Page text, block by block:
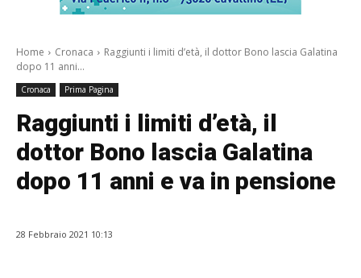
Home Cronaca
Raggiunti i limiti d’età, il dottor Bono lascia Galatina
dopo 11 anni...
Cronaca Prima Pagina
Raggiunti i limiti d’età, il
dottor Bono lascia Galatina
dopo 11 anni e va in pensione
28 Febbraio 2021 10:13